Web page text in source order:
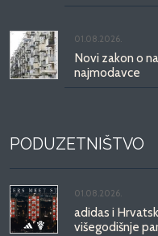
01.08.2026.
Novi zakon o
najmodavce
PODUZETNIŠTVO
01.08.2026.
adidas i
višegodišnje